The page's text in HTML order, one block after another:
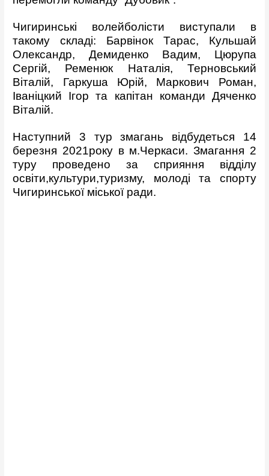
Чигиринські волейболісти виступали в
такому складі: Барвінок Тарас, Кульшай
Олександр, Демиденко Вадим, Цюрупа
Сергій, Ременюк Наталія, Терновський
Віталій, Гаркуша Юрій, Маркович Роман,
Іваніцкий Ігор та капітан команди Дяченко
Віталій.
Наступний 3 тур змагань відбудеться 14
березня 2021року в м.Черкаси. Змагання 2
туру проведено за сприяння відділу
освіти,культури,туризму, молоді та спорту
Чигиринської міської ради.